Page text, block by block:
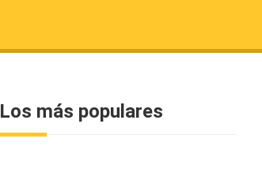
Los más populares